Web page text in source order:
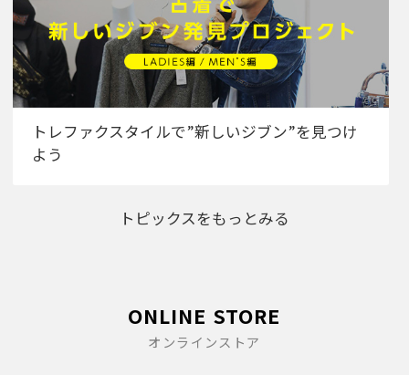
トレファクスタイルで”新しいジブン”を見つけ
よう
トピックスをもっとみる
ONLINE STORE
オンラインストア